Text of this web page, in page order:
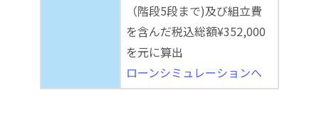
（階段5段まで)及び組立費
を含んだ税込総額¥352,000
を元に算出
ローンシミュレーションへ